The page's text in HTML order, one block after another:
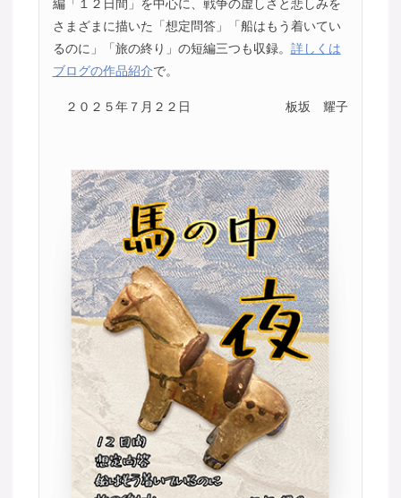
編「１２日間」を中心に、戦争の虚しさと悲しみを
さまざまに描いた「想定問答」「船はもう着いてい
るのに」「旅の終り」の短編三つも収録。 詳しくは
ブログの作品紹介で。
２０２５年７月２２日 板坂 耀子